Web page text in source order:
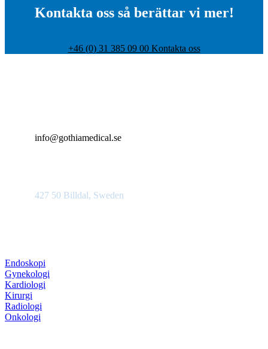
Kontakta oss så berättar vi mer!
+46 (0) 31 385 09 00 Kontakta oss
info@gothiamedical.se
427 50 Billdal, Sweden
Endoskopi
Gynekologi
Kardiologi
Kirurgi
Radiologi
Onkologi